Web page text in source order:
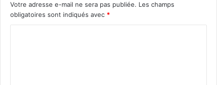
Votre adresse e-mail ne sera pas publiée. Les champs
obligatoires sont indiqués avec *